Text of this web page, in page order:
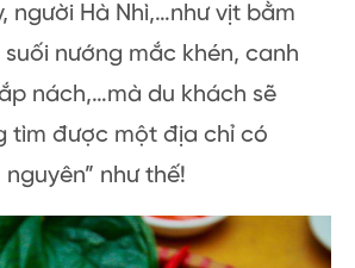
người Hà Nhì,…như vịt bằm
nướng mắc khén, canh
nách,…mà du khách sẽ
tìm được một địa chỉ có
như thế!